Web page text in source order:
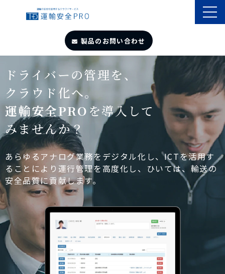
製品のお問い合わせ
TOP
導入事例
製品・サービス
自動点呼
遠隔点呼
お役立ちサイト
ドライバーの管理を、
クラウド化へ。
運輸安全PRO を導入して
みませんか？
あらゆるアナログ業務をデジタル化し、ICTを活用す
ることにより運行管理を高度化し、ひいては、輸送の
安全品質に貢献します。